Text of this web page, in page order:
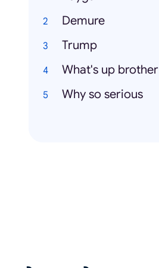
Demure
Trump
What's up brother
Why so serious